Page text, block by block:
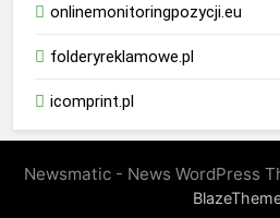
onlinemonitoringpozycji.eu
folderyreklamowe.pl
icomprint.pl
Newsmatic - News WordPress